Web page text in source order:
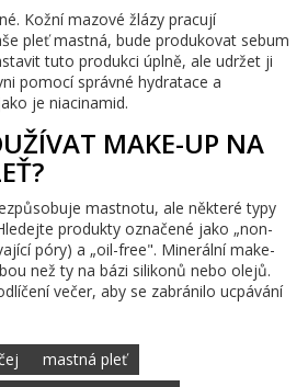
Kožní mazové žlázy pracují
pleť mastná, bude produkovat sebum
tuto produkci úplně, ale udržet ji
pomocí správné hydratace a
je niacinamid.
MAKE-UP NA
mastnotu, ale některé typy
produkty označené jako „non-
póry) a „oil-free". Minerální make-
než ty na bázi silikonů nebo olejů.
večer, aby se zabránilo ucpávání
mastná pleť